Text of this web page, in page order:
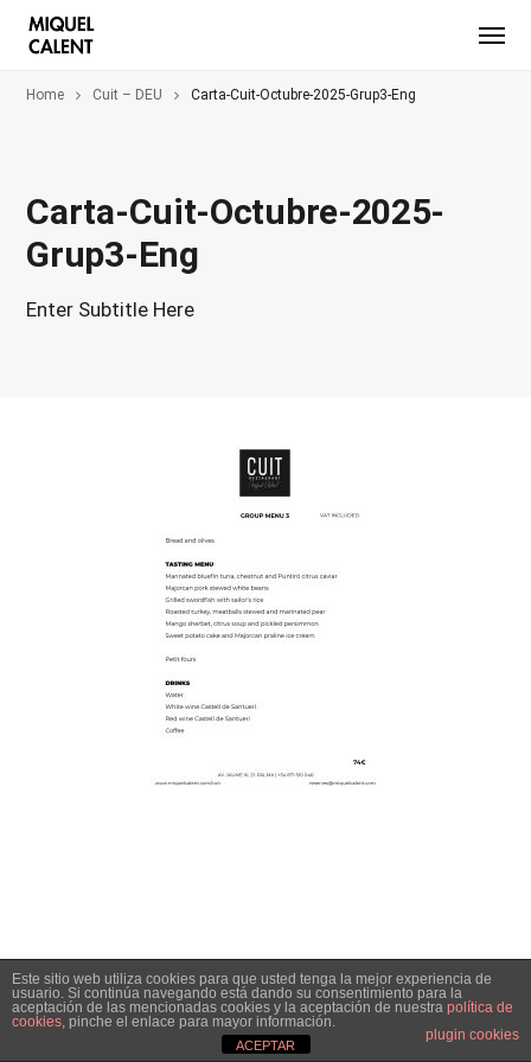
Home Cuit – DEU Carta-Cuit-Octubre-2025-Grup3-Eng
Carta-Cuit-Octubre-2025-
Grup3-Eng
Enter Subtitle Here
Este sitio web utiliza cookies para que usted tenga la mejor experiencia de
usuario. Si continúa navegando está dando su consentimiento para la
aceptación de las mencionadas cookies y la aceptación de nuestra política de
cookies, pinche el enlace para mayor información.
plugin cookies
ACEPTAR